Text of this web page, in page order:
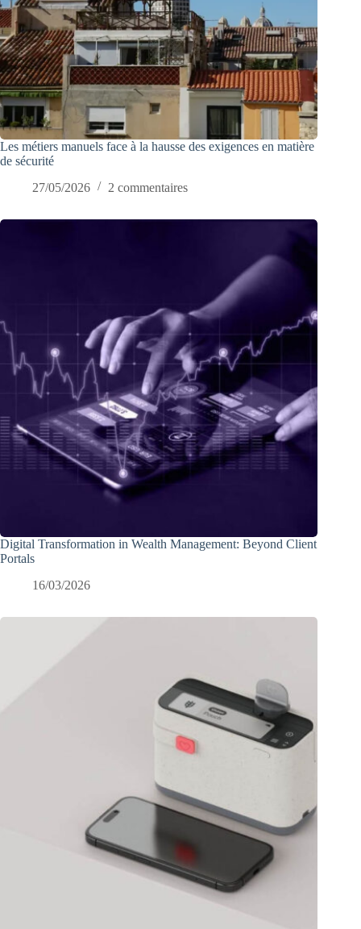
Les métiers manuels face à la hausse des exigences en matière
de sécurité
27/05/2026
2 commentaires
Digital Transformation in Wealth Management: Beyond Client
Portals
16/03/2026